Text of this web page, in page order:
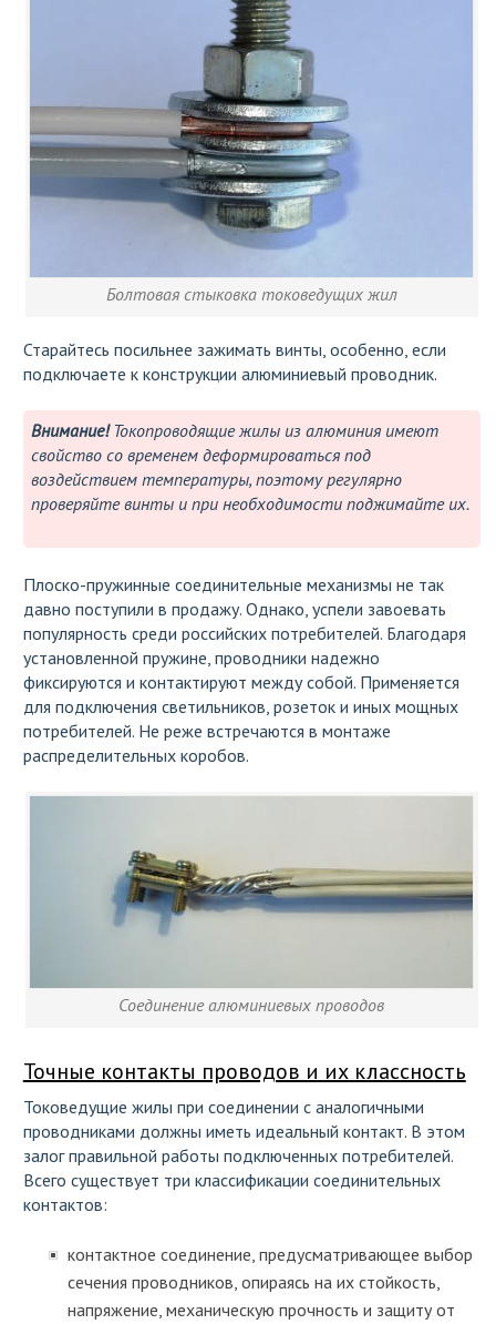
Болтовая стыковка токоведущих жил
Старайтесь посильнее зажимать винты, особенно, если
подключаете к конструкции алюминиевый проводник.
Внимание!Токопроводящие жилы из алюминия имеют
свойство со временем деформироваться под
воздействием температуры, поэтому регулярно
проверяйте винты и при необходимости поджимайте их.
Плоско-пружинные соединительные механизмы не так
давно поступили в продажу. Однако, успели завоевать
популярность среди российских потребителей. Благодаря
установленной пружине, проводники надежно
фиксируются и контактируют между собой. Применяется
для подключения светильников, розеток и иных мощных
потребителей. Не реже встречаются в монтаже
распределительных коробов.
Соединение алюминиевых проводов
Точные контакты проводов и их классность
Токоведущие жилы при соединении с аналогичными
проводниками должны иметь идеальный контакт. В этом
залог правильной работы подключенных потребителей.
Всего существует три классификации соединительных
контактов:
контактное соединение, предусматривающее выбор
сечения проводников, опираясь на их стойкость,
напряжение, механическую прочность и защиту от